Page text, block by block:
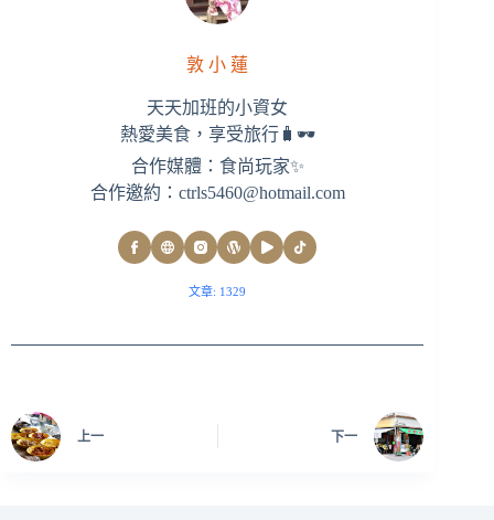
敦 小 蓮
天天加班的小資女
熱愛美食，享受旅行🧳🕶
合作媒體：食尚玩家✨
合作邀約： ctrls5460@hotmail.com
文章: 1329
上一 下一